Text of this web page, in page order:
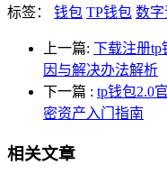
标签： 钱包 TP钱包 数字
上一篇: 下载注册tp
因与解决办法解析
下一篇 : tp钱包2.0
密资产入门指南
相关文章